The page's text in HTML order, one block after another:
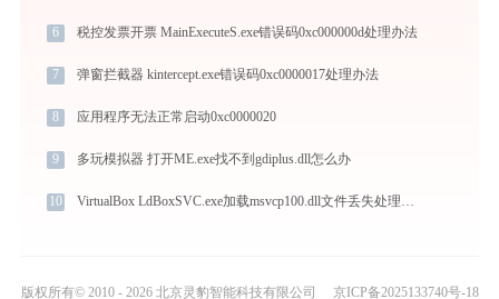
6 税控发票开票 MainExecuteS.exe错误码0xc000000d处理办法
7 弹窗拦截器 kintercept.exe错误码0xc0000017处理办法
8 应用程序无法正常启动0xc0000020
9 多玩模拟器 打开ME.exe找不到gdiplus.dll怎么办
10 VirtualBox LdBoxSVC.exe加载msvcp100.dll文件丢失处理办法
版权所有© 2010 - 2026 北京灵豹智能科技有限公司 京ICP备2025133740号-18